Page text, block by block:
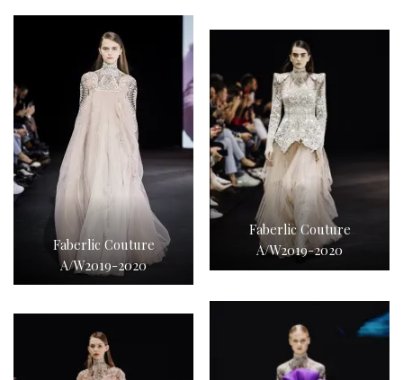
Faberlic Couture
A/W2019-2020
Faberlic Couture
A/W2019-2020